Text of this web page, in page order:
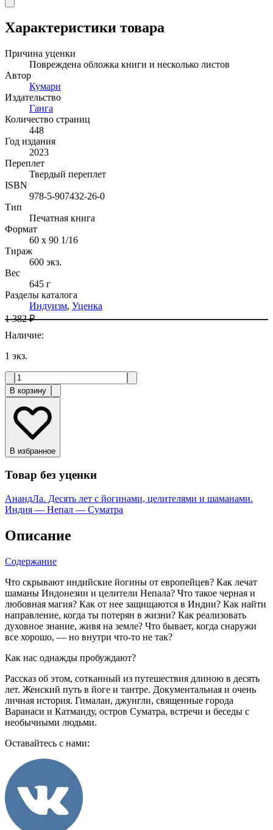
Характеристики товара
Причина уценки
Повреждена обложка книги и несколько листов
Автор
Кумари
Издательство
Ганга
Количество страниц
448
Год издания
2023
Переплет
Твердый переплет
ISBN
978-5-907432-26-0
Тип
Печатная книга
Формат
60 x 90 1/16
Тираж
600 экз.
Вес
645 г
Разделы каталога
Индуизм, Уценка
1 382 ₽
Наличие:
1 экз.
В корзину
В избранное
Товар без уценки
АнандЛа. Десять лет с йогинами, целителями и шаманами.
Индия — Непал — Суматра
Описание
Содержание
Что скрывают индийские йогины от европейцев? Как лечат
шаманы Индонезии и целители Непала? Что такое черная и
любовная магия? Как от нее защищаются в Индии? Как найти
направление, когда ты потерян в жизни? Как реализовать
духовное знание, живя на земле? Что бывает, когда снаружи
все хорошо, — но внутри что-то не так?
Как нас однажды пробуждают?
Рассказ об этом, сотканный из путешествия длиною в десять
лет. Женский путь в йоге и тантре. Документальная и очень
личная история. Гималаи, джунгли, священные города
Варанаси и Катманду, остров Суматра, встречи и беседы с
необычными людьми.
Оставайтесь с нами: